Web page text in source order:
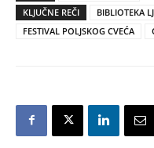
KLJUČNE REČI
BIBLIOTEKA
FESTIVAL POLJSKOG CVEĆA